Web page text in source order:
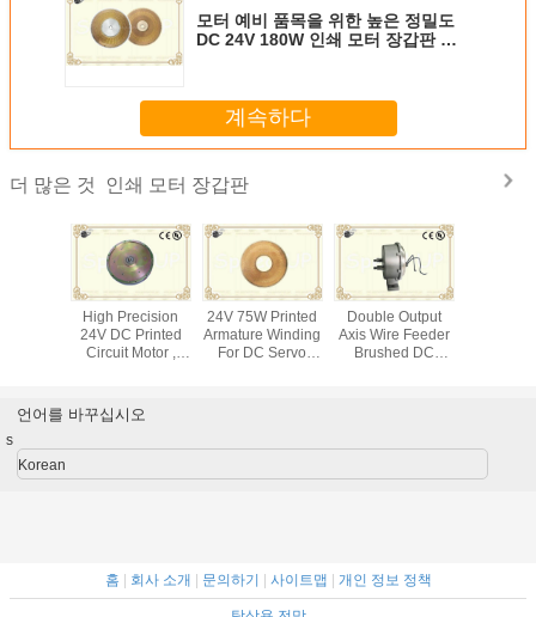
모터 예비 품목을 위한 높은 정밀도
DC 24V 180W 인쇄 모터 장갑판 조
계속하다
더 많은 것 인쇄 모터 장갑판
High Precision
24V DC Printed
Circuit Motor ,
Motors 300W
24V 75W Printed
Armature Winding
For DC Servo
Double Output
Axis Wire Feeder
Brushed DC
언어를 바꾸십시오
s
Korean
홈 | 회사 소개 | 문의하기 | 사이트맵 | 개인 정보 정책